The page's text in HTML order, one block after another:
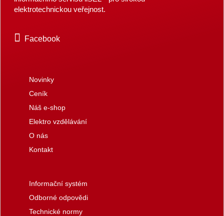
elektrotechnickou veřejnost.
Facebook
Novinky
Ceník
Náš e-shop
Elektro vzdělávání
O nás
Kontakt
Informační systém
Odborné odpovědi
Technické normy